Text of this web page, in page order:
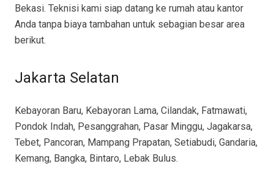
Bekasi. Teknisi kami siap datang ke rumah atau kantor
Anda tanpa biaya tambahan untuk sebagian besar area
berikut.
Jakarta Selatan
Kebayoran Baru, Kebayoran Lama, Cilandak, Fatmawati,
Pondok Indah, Pesanggrahan, Pasar Minggu, Jagakarsa,
Tebet, Pancoran, Mampang Prapatan, Setiabudi, Gandaria,
Kemang, Bangka, Bintaro, Lebak Bulus.